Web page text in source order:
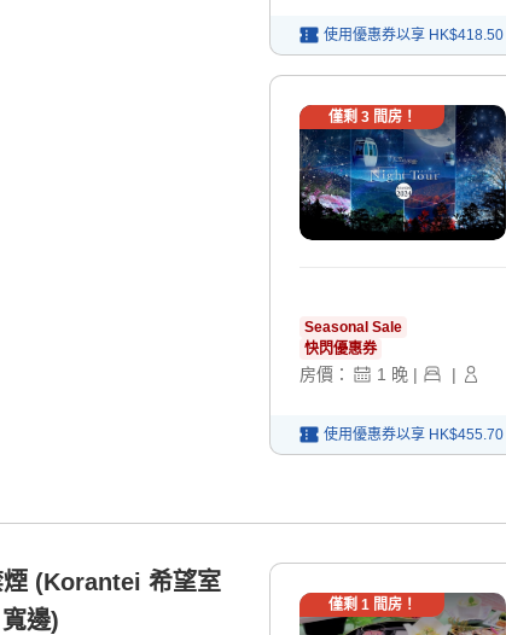
使用優惠券以享 HK$418.50
僅剩 3間房！
Seasonal Sale
快閃優惠券
房價： 1 晚 | |
使用優惠券以享 HK$455.70
煙 (Korantei 希望室
邊)
僅剩 1 間房！